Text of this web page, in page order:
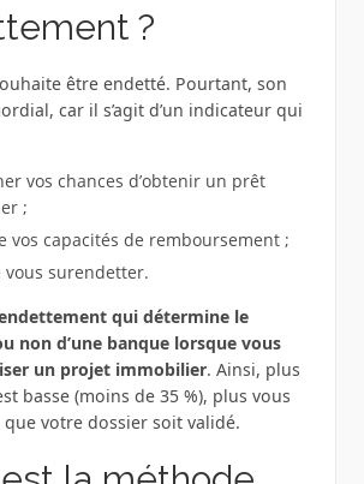
?
être endetté. Pourtant, son
car il s’agit d’un indicateur qui
vos chances d’obtenir un prêt
;
vos capacités de remboursement ;
vous surendetter.
qui détermine le
non d’une banque lorsque vous
un projet immobilier. Ainsi, plus
basse (moins de 35 %), plus vous
que votre dossier soit validé.